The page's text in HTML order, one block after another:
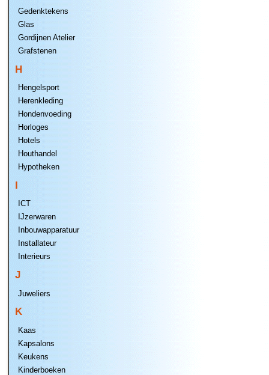
Gedenktekens
Glas
Gordijnen Atelier
Grafstenen
H
Hengelsport
Herenkleding
Hondenvoeding
Horloges
Hotels
Houthandel
Hypotheken
I
ICT
IJzerwaren
Inbouwapparatuur
Installateur
Interieurs
J
Juweliers
K
Kaas
Kapsalons
Keukens
Kinderboeken